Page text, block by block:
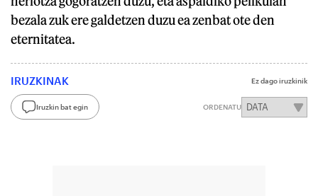
bezala zuk ere galdetzen duzu ea zenbat ote den
eternitatea.
IRUZKINAK Ez dago iruzkinik
Iruzkin bat egin ORDENATU